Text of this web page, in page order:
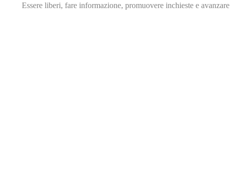
Essere liberi, fare informazione, promuovere inchieste e avanzare